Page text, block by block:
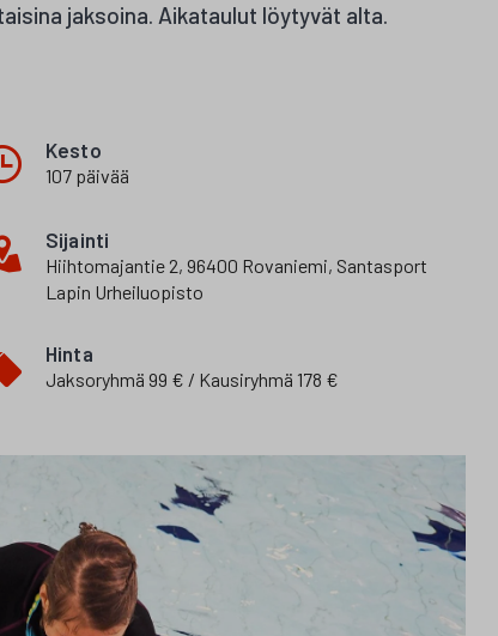
jaksoina. Aikataulut löytyvät alta.
Kesto
107 päivää
Sijainti
Hiihtomajantie 2, 96400 Rovaniemi, Santasport
Lapin Urheiluopisto
Hinta
Jaksoryhmä 99 € / Kausiryhmä 178 €